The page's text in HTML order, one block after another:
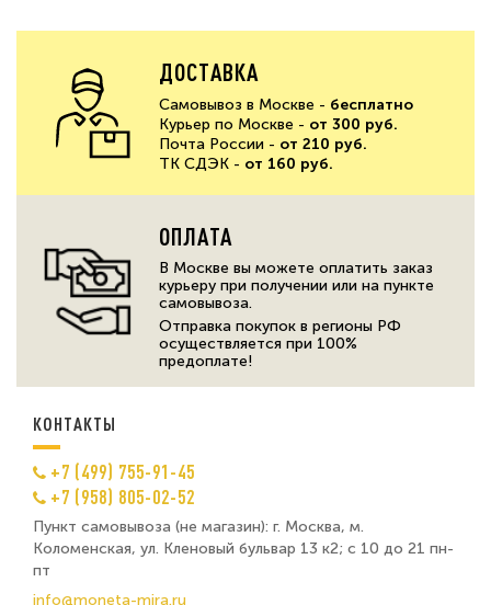
ДОСТАВКА
Самовывоз в Москве - бесплатно
Курьер по Москве - от 300 руб.
Почта России - от 210 руб.
ТК СДЭК - от 160 руб.
ОПЛАТА
В Москве вы можете оплатить заказ
курьеру при получении или на пункте
самовывоза.
Отправка покупок в регионы РФ
осуществляется при 100%
предоплате!
КОНТАКТЫ
+7 (499) 755-91-45
+7 (958) 805-02-52
Пункт самовывоза (не магазин): г. Москва, м.
Коломенская, ул. Кленовый бульвар 13 к2; с 10 до 21 пн-
пт
info@moneta-mira.ru